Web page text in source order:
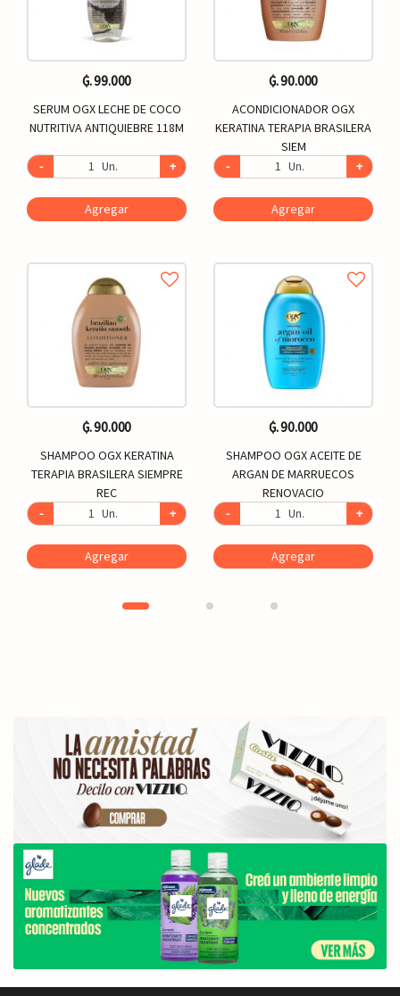
₲. 99.000
SERUM OGX LECHE DE COCO
NUTRITIVA ANTIQUIEBRE 118M
- Un. +
Agregar
₲. 90.000
SHAMPOO OGX KERATINA
TERAPIA BRASILERA SIEMPRE
REC
-
Un. +
Agregar
₲. 90.000
ACONDICIONADOR OGX
KERATINA TERAPIA BRASILERA
SIEM
-
Un. +
Agregar
₲. 90.000
SHAMPOO OGX ACEITE DE
ARGAN DE MARRUECOS
RENOVACIO
-
Un. +
Agregar